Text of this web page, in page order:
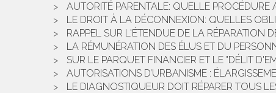
AUTORITÉ PARENTALE: QUELLE PROCÉDURE
LE DROIT À LA DÉCONNEXION: QUELLES
RAPPEL SUR L'ÉTENDUE DE LA RÉPARATION
LA RÉMUNÉRATION DES ÉLUS ET DU
SUR LE PARQUET FINANCIER ET LE "DÉLIT
AUTORISATIONS D’URBANISME :
LE DIAGNOSTIQUEUR DOIT RÉPARER TOUS